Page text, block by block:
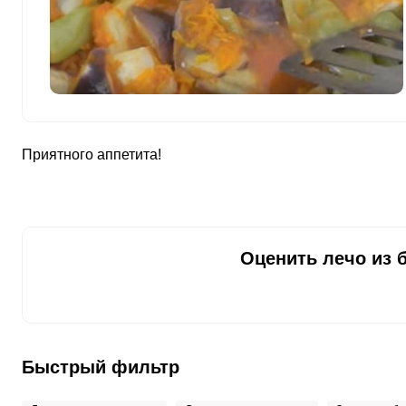
Цинк 14 мг
Бор 3950 мкг
Ванадий 57 мкг
Приятного аппетита!
Оценить лечо из
Быстрый фильтр